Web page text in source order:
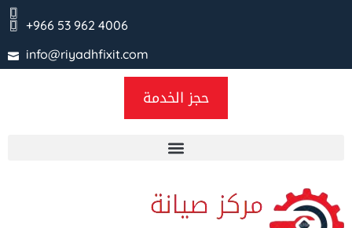
+966 53 962 4006
info@riyadhfixit.com
حجز الخدمة